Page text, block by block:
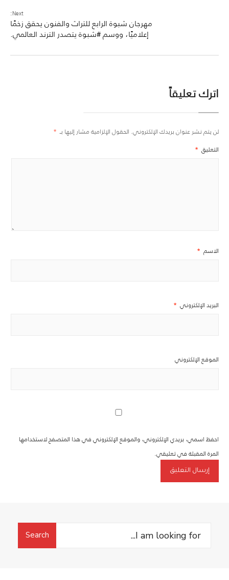
Next:
مهرجان شبوة الرابع للتراث والفنون يحقق زخمًا
إعلاميًا، ووسم #شبوة يتصدر الترند العالمي.
اترك تعليقاً
لن يتم نشر عنوان بريدك الإلكتروني. الحقول الإلزامية مشار إليها بـ *
التعليق *
الاسم *
البريد الإلكتروني *
الموقع الإلكتروني
احفظ اسمي، بريدي الإلكتروني، والموقع الإلكتروني في هذا المتصفح لاستخدامها
المرة المقبلة في تعليقي.
Search
Search